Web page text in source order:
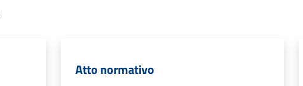
Atto normativo